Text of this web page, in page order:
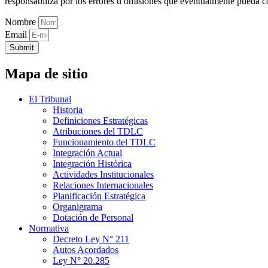
Nombre
Email
Submit
Mapa de sitio
El Tribunal
Historia
Definiciones Estratégicas
Atribuciones del TDLC
Funcionamiento del TDLC
Integración Actual
Integración Histórica
Actividades Institucionales
Relaciones Internacionales
Planificación Estratégica
Organigrama
Dotación de Personal
Normativa
Decreto Ley N° 211
Autos Acordados
Ley N° 20.285